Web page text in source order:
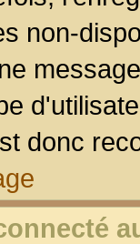
non-
donc